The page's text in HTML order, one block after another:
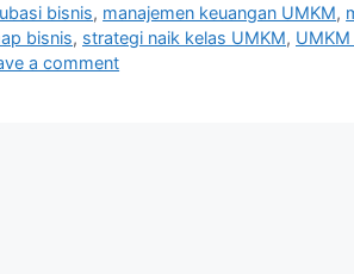
bisnis, manajemen keuangan UMKM,
bisnis, strategi naik kelas UMKM,
a comment